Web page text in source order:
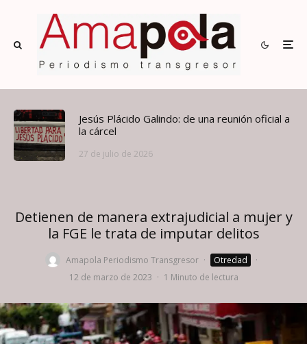
Jesús Plácido Galindo: de una reunión oficial a
la cárcel
27 de julio de 2026
Detienen de manera extrajudicial a mujer y
la FGE le trata de imputar delitos
Amapola Periodismo Transgresor · Otredad
·
12 de marzo de 2023 · 1 Minuto de lectura